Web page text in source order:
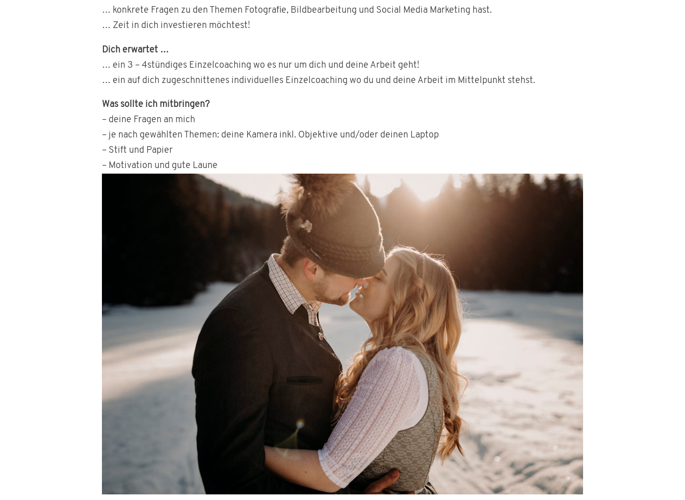
… konkrete Fragen zu den Themen Fotografie, Bildbearbeitung und Social Media Marketing hast.
… Zeit in dich investieren möchtest!
Dich erwartet …
… ein 3 – 4stündiges Einzelcoaching wo es nur um dich und deine Arbeit geht!
… ein auf dich zugeschnittenes individuelles Einzelcoaching wo du und deine Arbeit im Mittelpunkt stehst.
Was sollte ich mitbringen?
– deine Fragen an mich
– je nach gewählten Themen: deine Kamera inkl. Objektive und/oder deinen Laptop
– Stift und Papier
– Motivation und gute Laune